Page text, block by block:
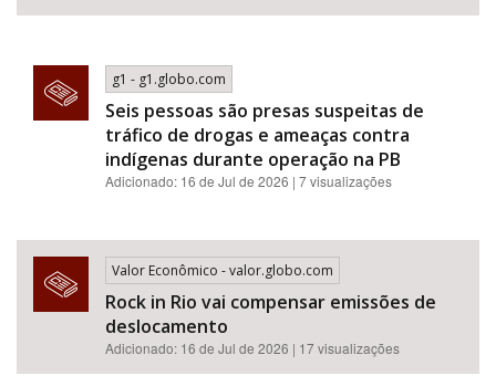
g1 - g1.globo.com
Seis pessoas são presas suspeitas de
tráfico de drogas e ameaças contra
indígenas durante operação na PB
Adicionado: 16 de Jul de 2026 | 7 visualizações
Valor Econômico - valor.globo.com
Rock in Rio vai compensar emissões de
deslocamento
Adicionado: 16 de Jul de 2026 | 17 visualizações